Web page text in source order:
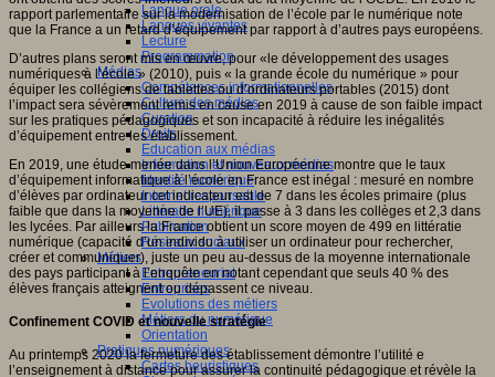
Langue orale
Langues vivantes
Lecture
Programmation
Médias
Compétences informationnelles
Culture des médias
Curation
Droits
Education aux médias
Information et nouveaux médias
Identité numérique
Internet responsable
Littératie numérique
Publication
Réseaux sociaux
Métiers
Entrepreneuriat
Entreprises
Evolutions des métiers
Métiers du numérique
Orientation
Pratiques numériques
Cartes heuristiques
rapport parlementaire sur la modernisation de l’école par le numérique note
que la France a un retard d’équipement par rapport à d’autres pays européens.
D’autres plans seront mis en œuvre, pour «le développement des usages
numériques à l’école » (2010), puis « la grande école du numérique » pour
équiper les collégiens de tablettes ou d’ordinateurs portables (2015) dont
l’impact sera sévèrement remis en cause en 2019 à cause de son faible impact
sur les pratiques pédagogiques et son incapacité à réduire les inégalités
d’équipement entre les établissement.
En 2019, une étude menée dans l’Union Européenne montre que le taux
d’équipement informatique à l’école en France est inégal : mesuré en nombre
d’élèves par ordinateur cet indicateur est de 7 dans les écoles primaire (plus
faible que dans la moyenne de l’UE), il passe à 3 dans les collèges et 2,3 dans
les lycées. Par ailleurs la France obtient un score moyen de 499 en littératie
numérique (capacité d’un individu à utiliser un ordinateur pour rechercher,
créer et communiquer), juste un peu au-dessus de la moyenne internationale
des pays participant à l’enquête en notant cependant que seuls 40 % des
élèves français atteignent ou dépassent ce niveau.
Confinement COVID et nouvelle stratégie
Au printemps 2020 la fermeture des établissement démontre l’utilité e
l’enseignement à distance pour assurer la continuité pédagogique et révèle la